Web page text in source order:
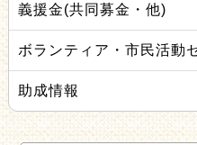
義援金(共同募金・他)
ボランティア・市民活動
助成情報